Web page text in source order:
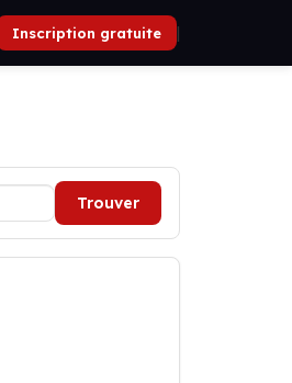
Inscription gratuite |
Trouver